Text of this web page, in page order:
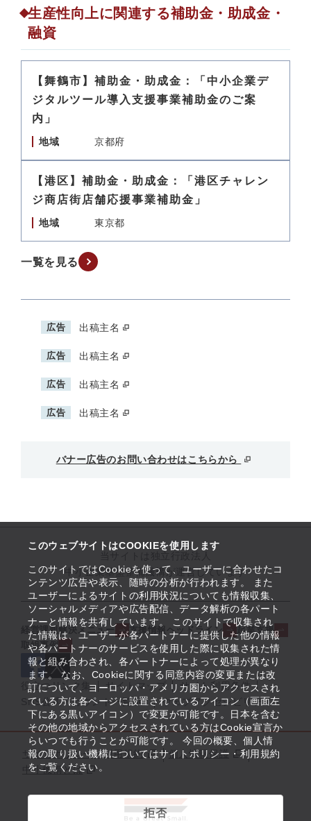
このウェブサイトはCOOKIEを使用します
このサイトではCookieを使って、ユーザーに合わせたコ
ンテンツ広告や表示、随時の分析が行われます。 また
ユーザーによるサイトの利用状況についても情報収集、
ソーシャルメディアや広告配信、データ解析の各パート
ナーと情報を共有しています。 このサイトで収集され
た情報は、ユーザーが各パートナーに提供した他の情報
や各パートナーのサービスを使用した際に収集された情
報と組み合わされ、各パートナーによって処理が異なり
ます。 なお、Cookieに関する同意内容の変更または改
訂について、ヨーロッパ・アメリカ圏からアクセスされ
ている方は各ページに設置されているアイコン（画面左
下にある黒いアイコン）で変更が可能です。日本を含む
その他の地域からアクセスされている方はCookie宣言か
らいつでも行うことが可能です。 今回の概要、個人情
報の取り扱い機構についてはサイトポリシー・利用規約
をご覧ください。
拒否
生産性向上に関連する補助金・助成金・
融資
【舞鶴市】補助金・助成金：「中小企業デ
ジタルツール導入支援事業補助金のご案
内」
地域 京都府
【港区】補助金・助成金：「港区チャレン
ジ商店街店舗応援事業補助金」
地域 東京都
一覧を見る
広告 出稿主名
広告 出稿主名
広告 出稿主名
広告 出稿主名
バナー広告のお問い合わせはこちらから
中小企業基盤整備機構が運営しています
経営課題解決メニュー 支援情報ヘッドライン
起業支援
取組事例
役立つリンク集 サイトマップ
サイト利用条件
SNS公式アカウント一覧
ウェブアクセシビリティ
サイトポリシー・利用規約
個人情報保護
中小機構とは